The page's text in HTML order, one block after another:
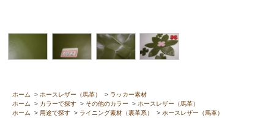
ホーム > ホースレザー（馬革） > ラッカー素材
ホーム
> カラーで探す > その他のカラー > ホースレザー（馬革）
ホーム
> 用途で探す > ライニング素材（裏革系） > ホースレザー（馬革）